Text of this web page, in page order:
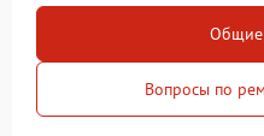
Общие
Вопросы по